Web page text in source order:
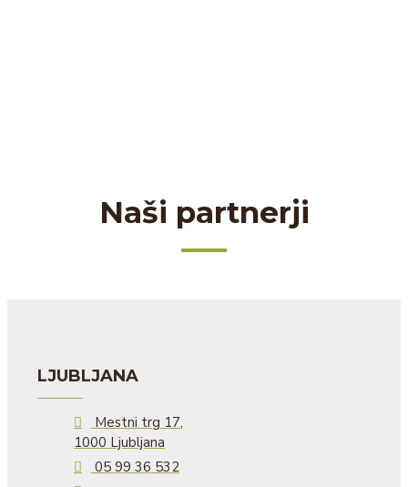
Naši partnerji
LJUBLJANA
Mestni trg 17,
1000 Ljubljana
05 99 36 532